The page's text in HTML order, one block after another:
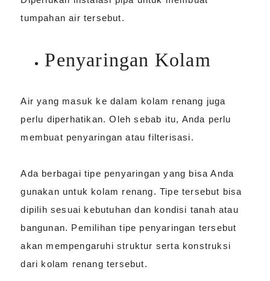
tumpahan air tersebut.
Penyaringan Kolam
Air yang masuk ke dalam kolam renang juga
perlu diperhatikan. Oleh sebab itu, Anda perlu
membuat penyaringan atau filterisasi.
Ada berbagai tipe penyaringan yang bisa Anda
gunakan untuk kolam renang. Tipe tersebut bisa
dipilih sesuai kebutuhan dan kondisi tanah atau
bangunan. Pemilihan tipe penyaringan tersebut
akan mempengaruhi struktur serta konstruksi
dari kolam renang tersebut.